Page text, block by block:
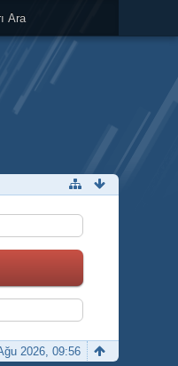
2026, 09:56